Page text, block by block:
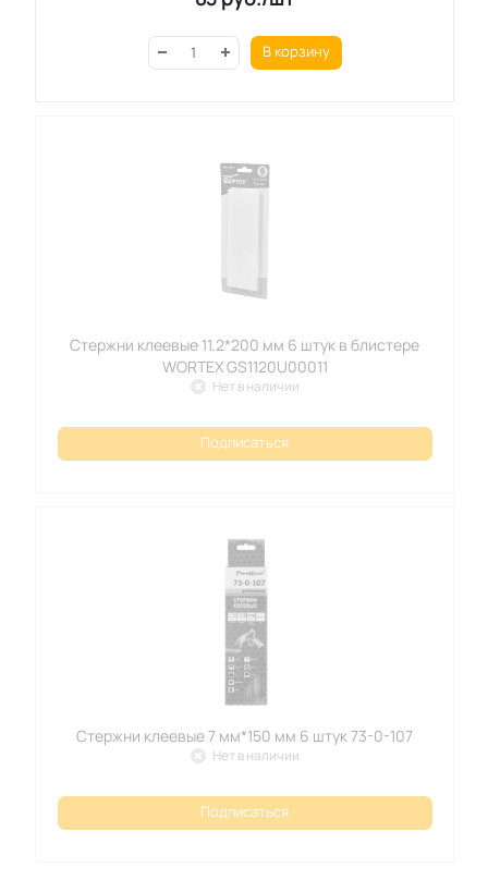
В корзину
Стержни клеевые 11.2*200 мм 6 штук в блистере
WORTEX GS1120U00011
Нет в наличии
Подписаться
Стержни клеевые 7 мм*150 мм 6 штук 73-0-107
Нет в наличии
Подписаться